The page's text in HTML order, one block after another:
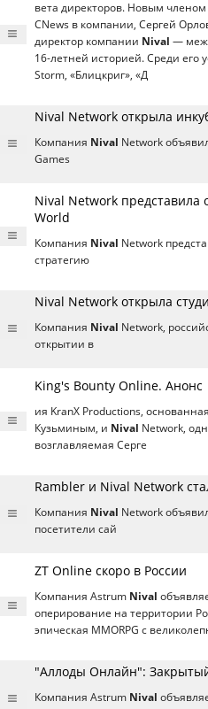
вета директоров. Новым членом
CNews в компании, Сергей
директор компании Nival —
16-летней историей. Среди его
Storm, «Блицкриг», «Д
Nival Network открыла
Компания Nival Network
Games
Nival Network
World
Компания Nival Network
стратегию
Nival Network открыла
Компания Nival Network,
открытии в
King's Bounty Online. Анонс
ия KranX Productions,
Кузьминым, и Nival Network,
возглавляемая Серге
Rambler и Nival Network
Компания Nival Network
посетители сай
ZT Online скоро в России
Компания Astrum Nival
оперирование на территории
эпическая MMORPG с
"Аллоды Онлайн":
Компания Astrum Nival